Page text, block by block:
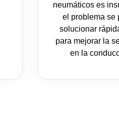
neumáticos es
el problema se
solucionar
para mejorar la
en la